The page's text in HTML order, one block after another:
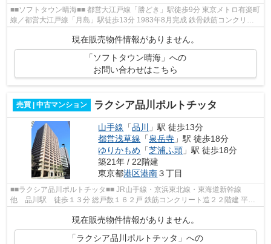
■■ソフトタウン晴海■■ 都営大江戸線「勝どき」駅徒歩9分 東京メトロ有楽町
線／都営大江戸線「月島」駅徒歩13分 1983年8月完成 鉄骨鉄筋コンクリー
ト造11階建 総戸数234戸の ビック...
現在販売物件情報がありません。
「ソフトタウン晴海」への
お問い合わせはこちら
売買 | 中古マンション ラクシア品川ポルトチッタ
山手線 「品川
」駅 徒歩13分
都営浅草線 「泉岳寺 」駅 徒歩18分
ゆりかもめ 「芝浦ふ頭 」駅 徒歩18分
築21年 / 22階建
東京都港区港南３丁目
■■ラクシア品川ポルトチッタ■■ JR山手線・京浜東北線・東海道新幹線
他 品川駅 徒歩１３分 総戸数１６２戸 鉄筋コンクリート造２２階建 平成
現在販売物件情報がありません。
「ラクシア品川ポルトチッタ」への